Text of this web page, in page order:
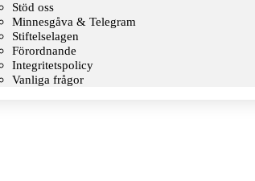
Stöd oss
Minnesgåva & Telegram
Stiftelselagen
Förordnande
Integritetspolicy
Vanliga frågor